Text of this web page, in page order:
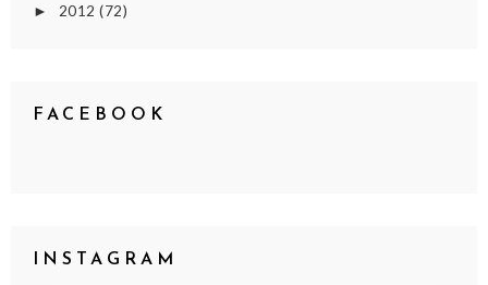
► 2012 (72)
FACEBOOK
INSTAGRAM